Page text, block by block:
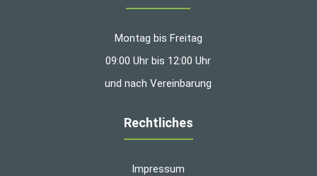
Montag bis Freitag
09:00 Uhr bis 12:00 Uhr
und nach Vereinbarung
Rechtliches
Impressum